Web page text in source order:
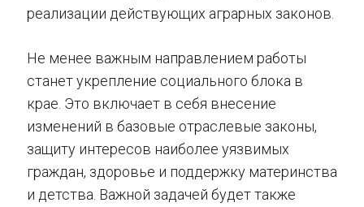
реализации действующих аграрных законов.
Не менее важным направлением работы
станет укрепление социального блока в
крае. Это включает в себя внесение
изменений в базовые отраслевые законы,
защиту интересов наиболее уязвимых
граждан, здоровье и поддержку материнства
и детства. Важной задачей будет также